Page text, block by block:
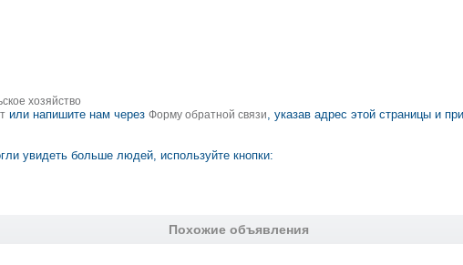
хозяйство
или напишите нам через Форму обратной связи, указав адрес этой страницы и
увидеть больше людей, используйте кнопки:
Похожие объявления